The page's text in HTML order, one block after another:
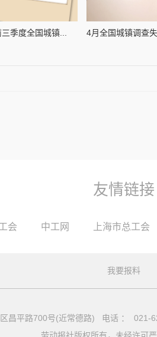
季度全国城镇... 4月全国城镇调查
友情链接
会 中工网 上海市总工会
我要报料
昌平路700号(近常德路) 电话 ： 021-
劳动报社版权所有，未经许可